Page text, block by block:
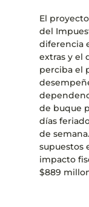
El
del
diferencia
extras y el
perciba el
de buque
días
de
supuestos
impacto
$889